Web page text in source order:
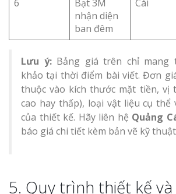
6
Bạt 3M
nhận diện
ban đêm
Cái
Lưu ý:Bảng giá trên chỉ mang
khảo tại thời điểm bài viết. Đơn
thuộc vào kích thước mặt tiền, vị
cao hay thấp), loại vật liệu cụ thể
của thiết kế. Hãy liên hệ Quảng
báo giá chi tiết kèm bản vẽ kỹ
5. Quy trình thiết kế